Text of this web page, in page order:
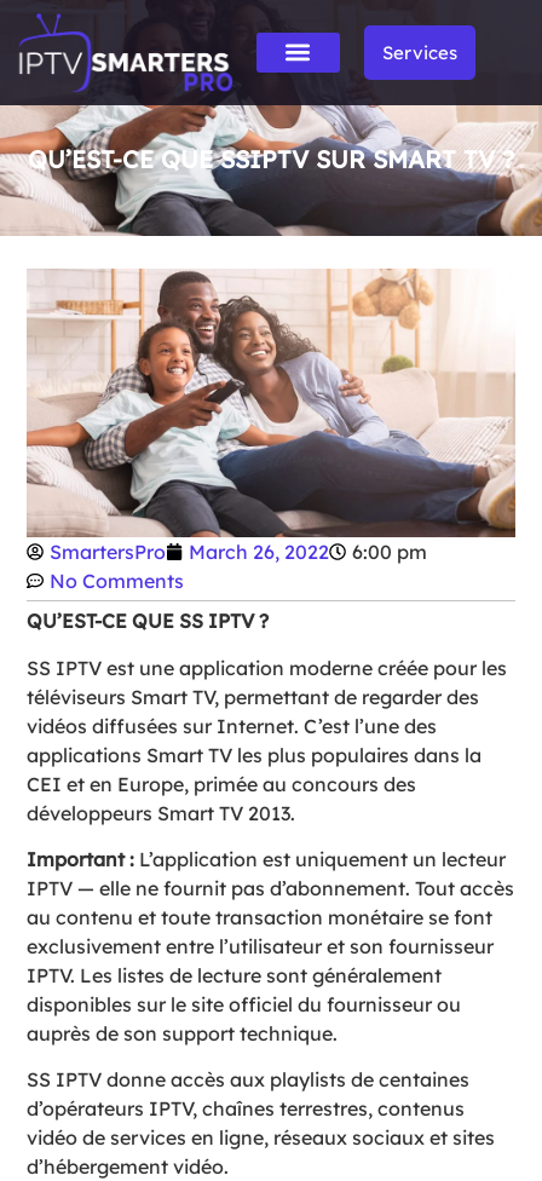
Services
QU’EST-CE QUE SSIPTV SUR SMART TV ?
SmartersPro March 26, 2022
6:00 pm
No Comments
QU’EST-CE QUE SS IPTV ?
SS IPTV est une application moderne créée pour les
téléviseurs Smart TV, permettant de regarder des
vidéos diffusées sur Internet. C’est l’une des
applications Smart TV les plus populaires dans la
CEI et en Europe, primée au concours des
développeurs Smart TV 2013.
Important : L’application est uniquement un lecteur
IPTV — elle ne fournit pas d’abonnement. Tout accès
au contenu et toute transaction monétaire se font
exclusivement entre l’utilisateur et son fournisseur
IPTV. Les listes de lecture sont généralement
disponibles sur le site officiel du fournisseur ou
auprès de son support technique.
SS IPTV donne accès aux playlists de centaines
d’opérateurs IPTV, chaînes terrestres, contenus
vidéo de services en ligne, réseaux sociaux et sites
d’hébergement vidéo.